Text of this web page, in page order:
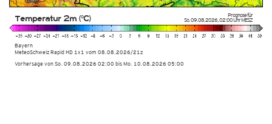
Prognose für
So. 09.08.2026,02:00 UhrMESZ
Bayern
MeteoSchweiz Rapid HD 1x1 vom 08.08.2026/21z
Temperatur 2m (°C)
Vorhersage von So. 09.08.2026 02:00 bis Mo. 10.08.2026 05:00